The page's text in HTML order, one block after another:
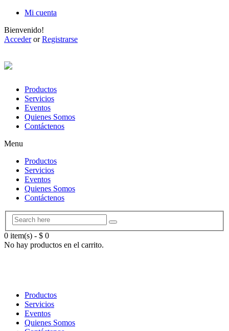
Mi cuenta
Bienvenido!
AccederorRegistrarse
Productos
Servicios
Eventos
Quienes Somos
Contáctenos
Menu
Productos
Servicios
Eventos
Quienes Somos
Contáctenos
0 item(s) - $ 0
No hay productos en el carrito.
Productos
Servicios
Eventos
Quienes Somos